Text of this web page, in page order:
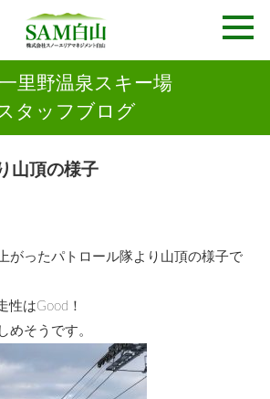
里野温泉スキー場
タッフブログ
山頂の様子
がったパトロール隊より山頂の様子で
はGood！
めそうです。